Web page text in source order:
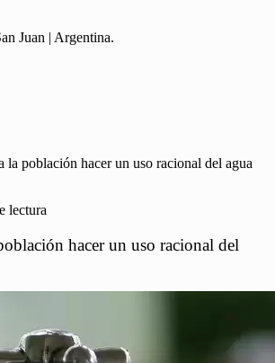
Juan | Argentina.
la población hacer un uso racional del agua
lectura
hacer un uso racional del